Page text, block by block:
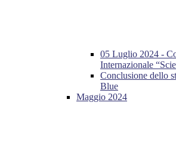
05 Luglio 2024 -
Internazionale
Conclusione dello
Blue
Maggio 2024